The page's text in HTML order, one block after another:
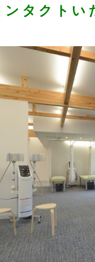
ンタクト